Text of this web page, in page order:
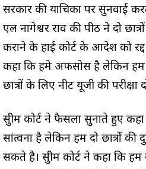
सरकार की याचिका पर सुनवाई
एल नागेश्वर राव की पीठ ने दो
कराने के हाई कोर्ट के आदेश को
कहा कि हमे अफसोस है लेकिन
छात्रों के लिए नीट यूजी की परीक्षा
सुप्रीम कोर्ट ने फैसला सुनाते हुए
सांत्वना है लेकिन हम दो छात्रों की
सकते है। सुप्रीम कोर्ट ने कहा कि हम